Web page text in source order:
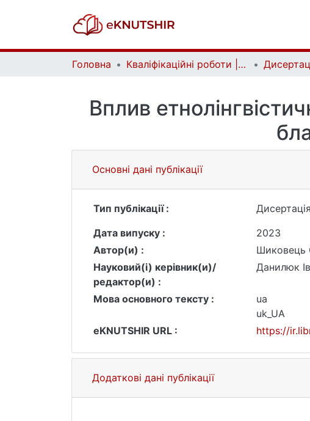
Головна Кваліфікаційні роботи | Qualifying works
Вплив
Основні дані публікації
Тип публікації :
Дисертація
Дата випуску :
2023
Автор(и) :
Шиковець
Науковий(і) керівник(и)/
редактор(и) :
Данилюк
Мова основного тексту :
ua
uk_UA
eKNUTSHIR URL :
https://
Додаткові дані публікації